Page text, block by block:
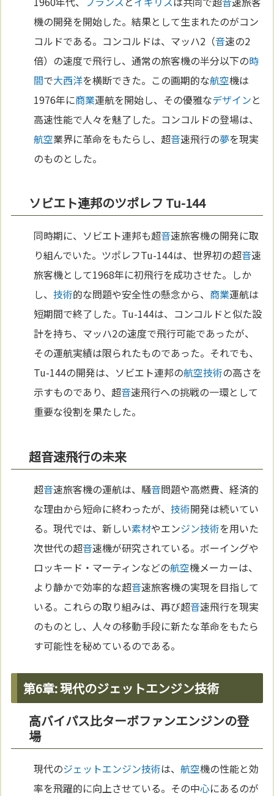
機の開発を開始した。結果として生まれたのがコン
コルドである。コンコルドは、マッハ2（音速の2
倍）の速度で飛行し、通常の旅客機の半分以下の時
間で大西洋を横断できた。この画期的な航空機は
1976年に商業運航を開始し、その優雅なデザインと
高速性能で人々を魅了した。コンコルドの登場は、
航空業界に革命をもたらし、超音速飛行の夢を現実
のものとした。
ソビエト連邦のツポレフ Tu-144
同時期に、ソビエト連邦も超音速旅客機の開発に取
り組んでいた。ツポレフTu-144は、世界初の超音速
旅客機として1968年に初飛行を成功させた。しか
し、技術的な問題や安全性の懸念から、 商業運航は
短期間で終了した。Tu-144は、コンコルドと似た設
計を持ち、マッハ2の速度で飛行可能であったが、
その運航実績は限られたものであった。それでも、
Tu-144の開発は、ソビエト連邦の航空技術の高さを
示すものであり、超音速飛行への挑戦の一環として
重要な役割を果たした。
超音速飛行の未来
超音速旅客機の運航は、騒音問題や高燃費、経済的
な理由から短命に終わったが、技術開発は続いてい
る。現代では、新しい素材やエンジン技術を用いた
次世代の超音速機が研究されている。ボーイングや
ロッキード・マーティンなどの航空機メーカーは、
より静かで効率的な超音速旅客機の実現を目指して
いる。これらの取り組みは、再び超音速飛行を現実
のものとし、人々の移動手段に新たな革命をもたら
す可能性を秘めているのである。
第6章: 現代のジェットエンジン技術
高バイパス比ターボファンエンジンの登
場
現代のジェットエンジン技術は、航空機の性能と効
率を飛躍的に向上させている。その中心にあるのが